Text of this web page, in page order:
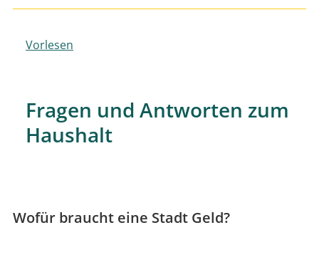
Vorlesen
Fragen und Antworten zum
Haushalt
Wofür braucht eine Stadt Geld?